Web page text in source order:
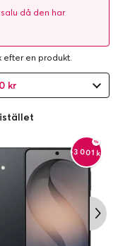
då den har
efter en produkt.
kr
-3 001 kr